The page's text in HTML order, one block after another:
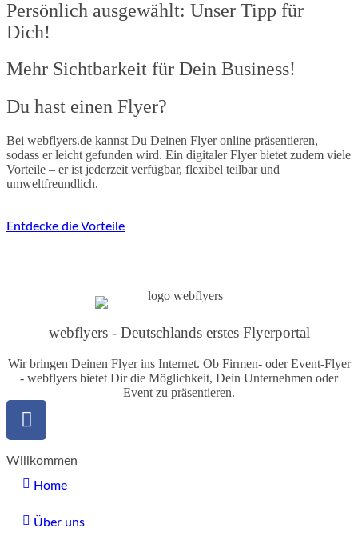
Persönlich ausgewählt: Unser Tipp für
Dich!
Mehr Sichtbarkeit für Dein Business!​
Du hast einen Flyer?
Bei webflyers.de kannst Du Deinen Flyer online präsentieren,
sodass er leicht gefunden wird. Ein digitaler Flyer bietet zudem viele
Vorteile – er ist jederzeit verfügbar, flexibel teilbar und
umweltfreundlich.
Entdecke die Vorteile
webflyers - Deutschlands erstes Flyerportal
Wir bringen Deinen Flyer ins Internet. Ob Firmen- oder Event-Flyer
- webflyers bietet Dir die Möglichkeit, Dein Unternehmen oder
Event zu präsentieren.
Willkommen
Home
Über uns